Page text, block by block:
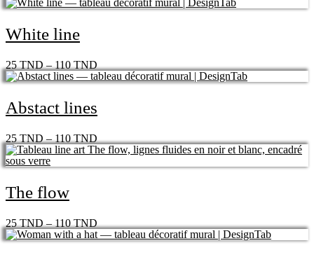
White line
25TND–110TND
Abstact lines
25TND–110TND
The flow
25TND–110TND